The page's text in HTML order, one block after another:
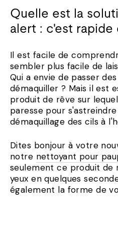
Quelle est la
alert : c'est rapide
Il est facile de
sembler plus facile de
Qui a envie de passer
démaquiller ? Mais il est
produit de rêve sur
paresse pour
démaquillage des cils à
Dites bonjour à votre
notre nettoyant pour
seulement ce produit de
yeux en quelques
également la forme de